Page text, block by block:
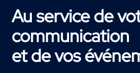
Au service de
communication
et de vos